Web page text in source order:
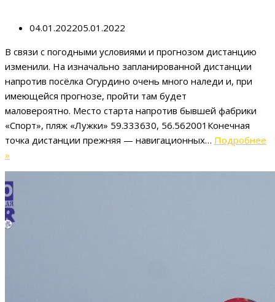
04.01.202205.01.2022
В связи с погодными условиями и прогнозом дистанцию
изменили. На изначально запланированной дистанции
напротив посёлка Огурдино очень много наледи и, при
имеющейся прогнозе, пройти там будет
маловероятно. Место старта напротив бывшей фабрики
«Спорт», пляж «Лужки» 59.333630, 56.562001Конечная
точка дистанции прежняя — навигационных… Подробнее
»
2022